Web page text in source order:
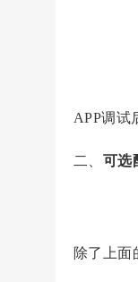
APP调试
二、 可选
除了上面